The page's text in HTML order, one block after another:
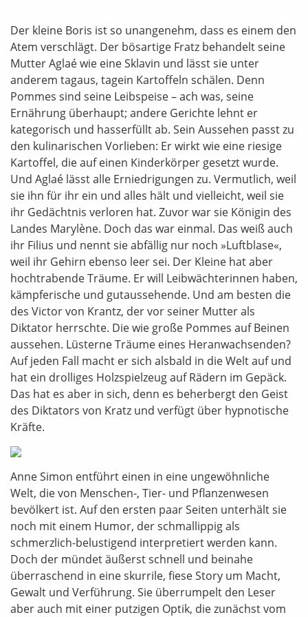
Der kleine Boris ist so unangenehm, dass es einem den
Atem verschlägt. Der bösartige Fratz behandelt seine
Mutter Aglaé wie eine Sklavin und lässt sie unter
anderem tagaus, tagein Kartoffeln schälen. Denn
Pommes sind seine Leibspeise – ach was, seine
Ernährung überhaupt; andere Gerichte lehnt er
kategorisch und hasserfüllt ab. Sein Aussehen passt zu
den kulinarischen Vorlieben: Er wirkt wie eine riesige
Kartoffel, die auf einen Kinderkörper gesetzt wurde.
Und Aglaé lässt alle Erniedrigungen zu. Vermutlich, weil
sie ihn für ihr ein und alles hält und vielleicht, weil sie
ihr Gedächtnis verloren hat. Zuvor war sie Königin des
Landes Marylène. Doch das war einmal. Das weiß auch
ihr Filius und nennt sie abfällig nur noch »Luftblase«,
weil ihr Gehirn ebenso leer sei. Der Kleine hat aber
hochtrabende Träume. Er will Leibwächterinnen haben,
kämpferische und gutaussehende. Und am besten die
des Victor von Krantz, der vor seiner Mutter als
Diktator herrschte. Die wie große Pommes auf Beinen
aussehen. Lüsterne Träume eines Heranwachsenden?
Auf jeden Fall macht er sich alsbald in die Welt auf und
hat ein drolliges Holzspielzeug auf Rädern im Gepäck.
Das hat es aber in sich, denn es beherbergt den Geist
des Diktators von Kratz und verfügt über hypnotische
Kräfte.
Anne Simon entführt einen in eine ungewöhnliche
Welt, die von Menschen-, Tier- und Pflanzenwesen
bevölkert ist. Auf den ersten paar Seiten unterhält sie
noch mit einem Humor, der schmallippig als
schmerzlich-belustigend interpretiert werden kann.
Doch der mündet äußerst schnell und beinahe
überraschend in eine skurrile, fiese Story um Macht,
Gewalt und Verführung. Sie überrumpelt den Leser
aber auch mit einer putzigen Optik, die zunächst vom